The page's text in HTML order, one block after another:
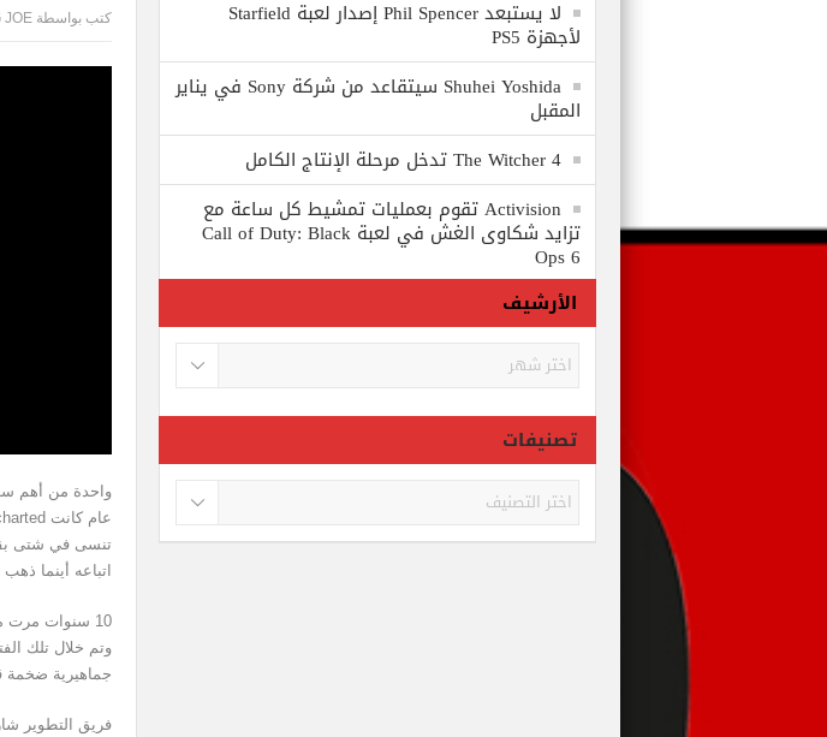
كتب بواسطة JOE
اتباعه أينما
وتم خلال تلك
جماهيرية ضخمة
فريق التطوير
لا يستبعد Phil Spencer إصدار لعبة Starfield
لأجهزة PS5
Shuhei Yoshida سيتقاعد من شركة Sony في يناير
المقبل
The Witcher 4 تدخل مرحلة الإنتاج الكامل
Activision تقوم بعمليات تمشيط كل ساعة مع
تزايد شكاوى الغش في لعبة Call of Duty: Black
Ops 6
الأرشيف
الأرشيف
تصنيفات
تصنيفات